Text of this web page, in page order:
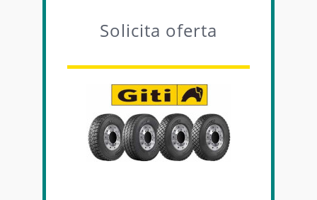
Solicita oferta